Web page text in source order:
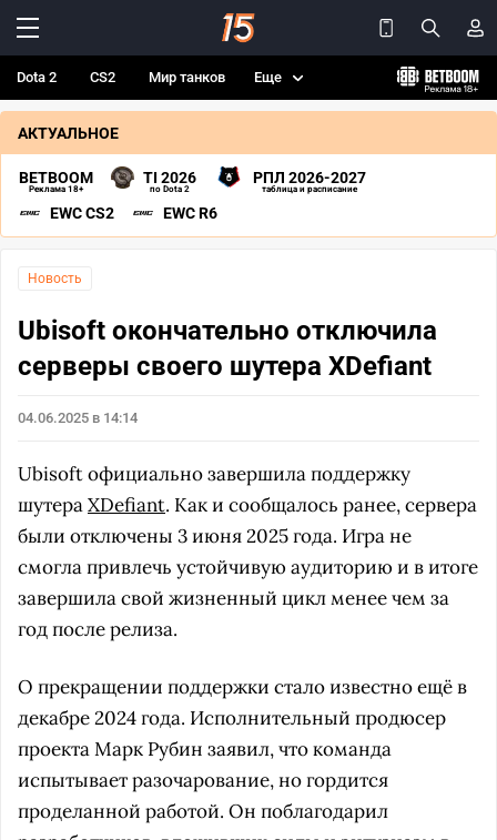
Dota 2 CS2 Мир танков Еще
АКТУАЛЬНОЕ
BETBOOM
Реклама 18+
TI 2026
по Dota 2
РПЛ 2026-2027
таблица и расписание
EWC CS2 EWC R6
Новость
Ubisoft окончательно отключила
серверы своего шутера XDefiant
04.06.2025 в 14:14
Ubisoft официально завершила поддержку
шутераXDefiant. Как и сообщалось ранее, сервера
были отключены 3 июня 2025 года. Игра не
смогла привлечь устойчивую аудиторию и в итоге
завершила свой жизненный цикл менее чем за
год после релиза.
О прекращении поддержки стало известно ещё в
декабре 2024 года. Исполнительный продюсер
проекта Марк Рубин заявил, что команда
испытывает разочарование, но гордится
проделанной работой. Он поблагодарил